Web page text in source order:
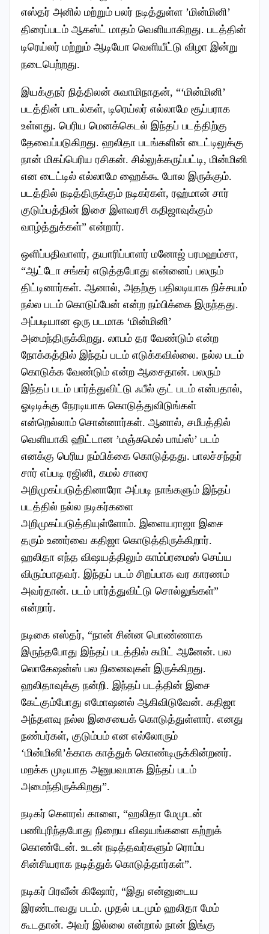
எஸ்தர் அனில் மற்றும் பலர் நடித்துள்ள ’மின்மினி’
திரைப்படம் ஆகஸ்ட் மாதம் வெளியாகிறது. படத்தின்
டிரெய்லர் மற்றும் ஆடியோ வெளியீட்டு விழா இன்று
நடைபெற்றது.
இயக்குநர் நித்திலன் சுவாமிநாதன், “‘மின்மினி’
படத்தின் பாடல்கள், டிரெய்லர் எல்லாமே சூப்பராக
உள்ளது. பெரிய மெனக்கெடல் இந்தப் படத்திற்கு
தேவைப்படுகிறது. ஹலிதா படங்களின் டைட்டிலுக்கு
நான் மிகப்பெரிய ரசிகன். சில்லுக்கருப்பட்டி, மின்மினி
என டைட்டில் எல்லாமே ஹைக்கூ போல இருக்கும்.
படத்தில் நடித்திருக்கும் நடிகர்கள், ரஹ்மான் சார்
குடும்பத்தின் இசை இளவரசி கதிஜாவுக்கும்
வாழ்த்துக்கள்” என்றார்.
ஒளிப்பதிவாளர், தயாரிப்பாளர் மனோஜ் பரமஹம்சா,
“ஆட்டோ சங்கர் எடுத்தபோது என்னைப் பலரும்
திட்டினார்கள். ஆனால், அதற்கு பதிலடியாக நிச்சயம்
நல்ல படம் கொடுப்பேன் என்ற நம்பிக்கை இருந்தது.
அப்படியான ஒரு படமாக ‘மின்மினி’
அமைந்திருக்கிறது. லாபம் தர வேண்டும் என்ற
நோக்கத்தில் இந்தப் படம் எடுக்கவில்லை. நல்ல படம்
கொடுக்க வேண்டும் என்ற ஆசைதான். பலரும்
இந்தப் படம் பார்த்துவிட்டு ஃபீல் குட் படம் என்பதால்,
ஓடிடிக்கு நேரடியாக கொடுத்துவிடுங்கள்
என்றெல்லாம் சொன்னார்கள். ஆனால், சமீபத்தில்
வெளியாகி ஹிட்டான ’மஞ்சுமெல் பாய்ஸ்’ படம்
எனக்கு பெரிய நம்பிக்கை கொடுத்தது. பாலச்சந்தர்
சார் எப்படி ரஜினி, கமல் சாரை
அறிமுகப்படுத்தினாரோ அப்படி நாங்களும் இந்தப்
படத்தில் நல்ல நடிகர்களை
அறிமுகப்படுத்தியுள்ளோம். இளையராஜா இசை
தரும் உணர்வை கதிஜா கொடுத்திருக்கிறார்.
ஹலிதா எந்த விஷயத்திலும் காம்ப்ரமைஸ் செய்ய
விரும்பாதவர். இந்தப் படம் சிறப்பாக வர காரணம்
அவர்தான். படம் பார்த்துவிட்டு சொல்லுங்கள்”
என்றார்.
நடிகை எஸ்தர், “நான் சின்ன பொண்ணாக
இருந்தபோது இந்தப் படத்தில் கமிட் ஆனேன். பல
லொகேஷன்ஸ் பல நினைவுகள் இருக்கிறது.
ஹலிதாவுக்கு நன்றி. இந்தப் படத்தின் இசை
கேட்கும்போது எமோஷனல் ஆகிவிடுவேன். கதிஜா
அந்தளவு நல்ல இசையைக் கொடுத்துள்ளார். எனது
நண்பர்கள், குடும்பம் என எல்லோரும்
‘மின்மினி’க்காக காத்துக் கொண்டிருக்கின்றனர்.
மறக்க முடியாத அனுபவமாக இந்தப் படம்
அமைந்திருக்கிறது”.
நடிகர் கெளரவ் காளை, “ஹலிதா மேமுடன்
பணிபுரிந்தபோது நிறைய விஷயங்களை கற்றுக்
கொண்டேன். உடன் நடித்தவர்களும் ரொம்ப
சின்சியராக நடித்துக் கொடுத்தார்கள்”.
நடிகர் பிரவீன் கிஷோர், “இது என்னுடைய
இரண்டாவது படம். முதல் படமும் ஹலிதா மேம்
கூடதான். அவர் இல்லை என்றால் நான் இங்கு